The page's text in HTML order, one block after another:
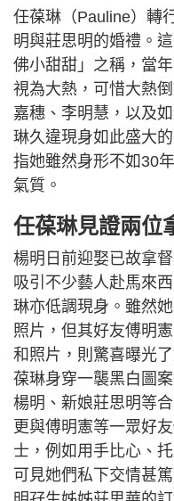
任葆琳（Pauline）轉
明與莊思明的婚禮。
佛小甜甜」之稱，當
視為大熱，可惜大熱
嘉穗、李明慧，以及
琳久違現身如此盛大
指她雖然身形不如30
氣質。
任葆琳見證兩位
楊明日前迎娶已故拿
吸引不少藝人赴馬來
琳亦低調現身。雖然
照片，但其好友傅明
和照片，則驚喜曝光
葆琳身穿一襲黑白圖
楊明、新娘莊思明等
更與傅明憲等一眾好
士，例如用手比心、
可見她們私下交情甚